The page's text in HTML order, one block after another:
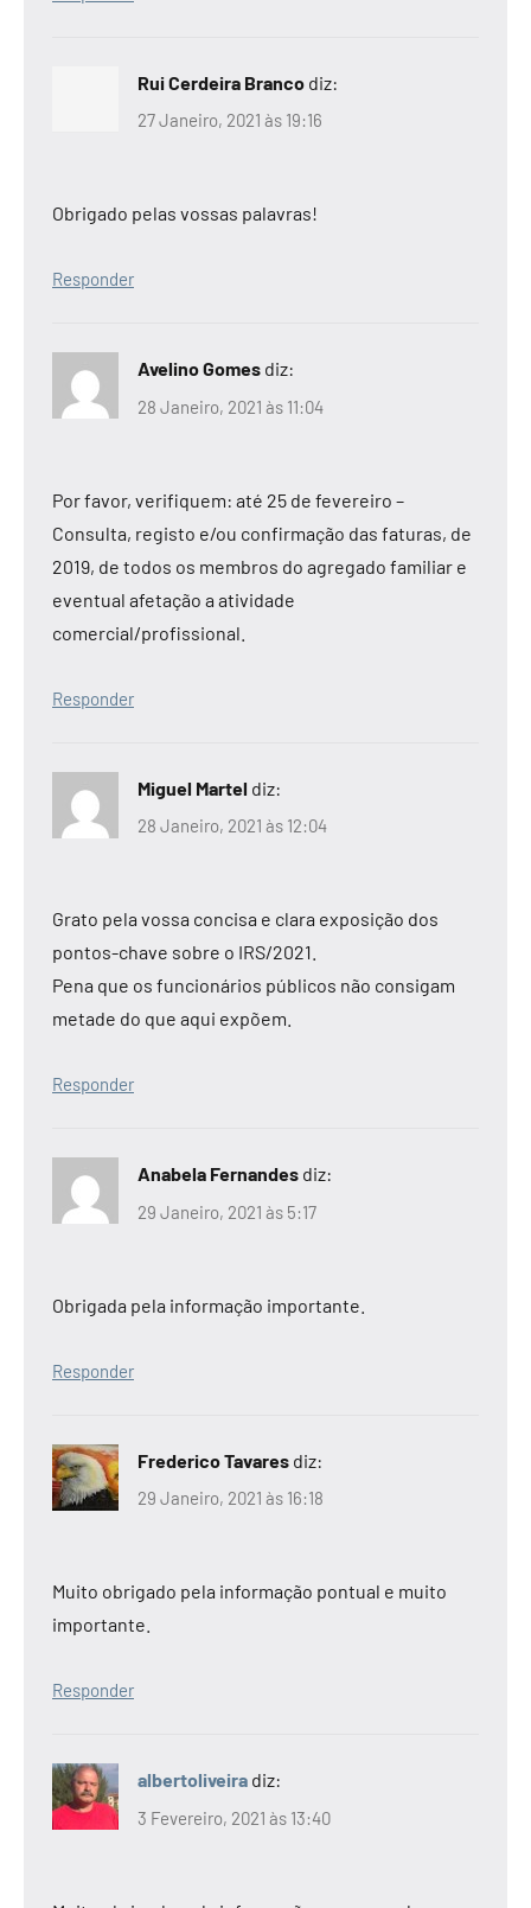
Rui Cerdeira Branco diz:
27 Janeiro, 2021 às 19:16
Obrigado pelas vossas palavras!
Responder
Avelino Gomes diz:
28 Janeiro, 2021 às 11:04
Por favor, verifiquem: até 25 de fevereiro –
Consulta, registo e/ou confirmação das faturas, de
2019, de todos os membros do agregado familiar e
eventual afetação a atividade
comercial/profissional.
Responder
Miguel Martel diz:
28 Janeiro, 2021 às 12:04
Grato pela vossa concisa e clara exposição dos
pontos-chave sobre o IRS/2021.
Pena que os funcionários públicos não consigam
metade do que aqui expõem.
Responder
Anabela Fernandes diz:
29 Janeiro, 2021 às 5:17
Obrigada pela informação importante.
Responder
Frederico Tavares diz:
29 Janeiro, 2021 às 16:18
Muito obrigado pela informação pontual e muito
importante.
Responder
albertoliveira diz:
3 Fevereiro, 2021 às 13:40